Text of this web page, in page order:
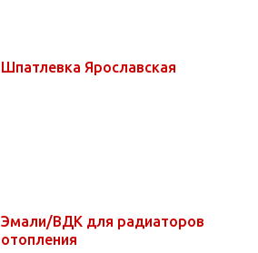
Шпатлевка Ярославская
Эмали/ВДК для радиаторов
отопления